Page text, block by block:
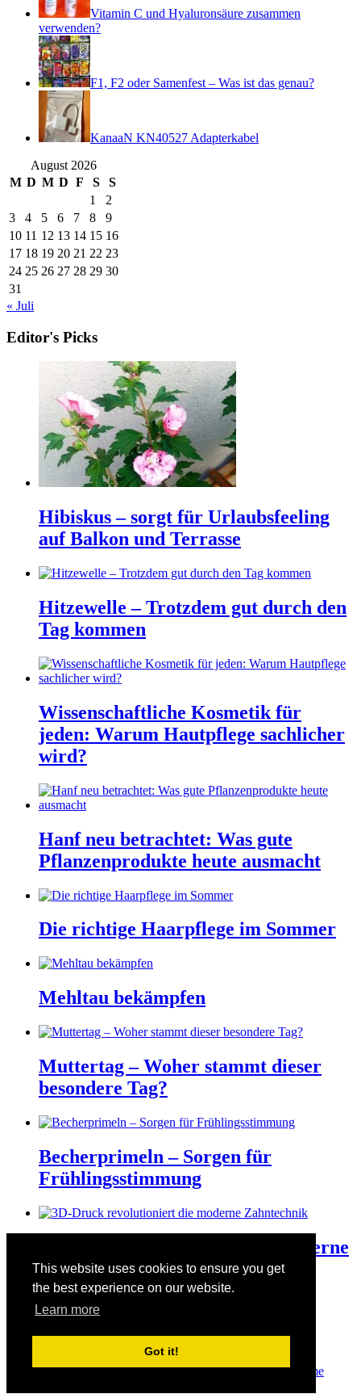
This website uses cookies to ensure you get
the best experience on our website.
Learn more
Got it!
Vitamin C und Hyaluronsäure zusammen
verwenden?
F1, F2 oder Samenfest – Was ist das genau?
KanaaN KN40527 Adapterkabel
August 2026
M D M D F S
S
1
2
3
4 5 6 7 8
9
10 11 12 13 14 15 16
17 18 19 20 21 22 23
24 25 26 27 28 29 30
31
« Juli
Editor's Picks
Hibiskus – sorgt für Urlaubsfeeling
auf Balkon und Terrasse
Hitzewelle – Trotzdem gut durch den
Tag kommen
Wissenschaftliche Kosmetik für
jeden: Warum Hautpflege sachlicher
wird?
Hanf neu betrachtet: Was gute
Pflanzenprodukte heute ausmacht
Die richtige Haarpflege im Sommer
Mehltau bekämpfen
Muttertag – Woher stammt dieser
besondere Tag?
Becherprimeln – Sorgen für
Frühlingsstimmung
3D-Druck revolutioniert die moderne
Zahntechnik
Der Valentinstag am 14. Februar
© Copyright 2026Manuelas bunte Welt· Designed byTheme